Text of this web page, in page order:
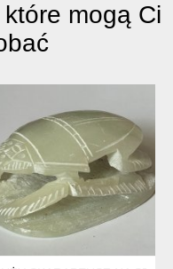
mogą Ci